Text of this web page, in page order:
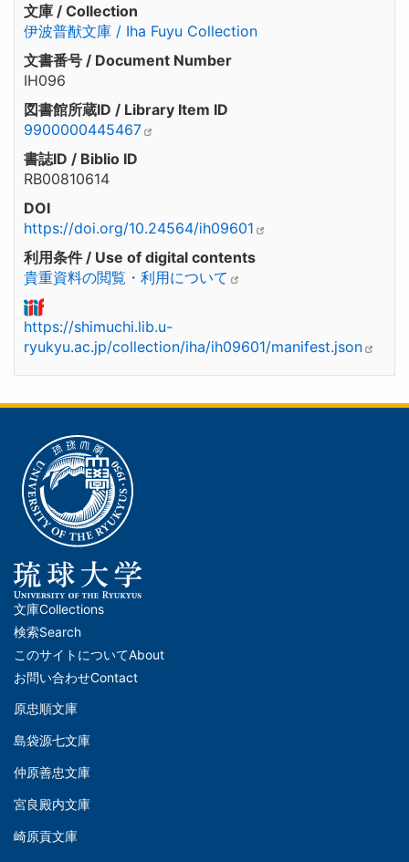
文庫 / Collection
伊波普猷文庫 / Iha Fuyu Collection
文書番号 / Document Number
IH096
図書館所蔵ID / Library Item ID
9900000445467
書誌ID / Biblio ID
RB00810614
DOI
https://doi.org/10.24564/ih09601
利用条件 / Use of digital contents
貴重資料の閲覧・利用について
https://shimuchi.lib.u-
ryukyu.ac.jp/collection/iha/ih09601/manifest.json
メ
イ
ン
ナ
ビ
ー
シ
ョ
文庫Collections
検索Search
このサイトについてAbout
お問い合わせContact
文
(Left)
原忠順文庫
島袋源七文庫
仲原善忠文庫
文
宮良殿内文庫
崎原貢文庫